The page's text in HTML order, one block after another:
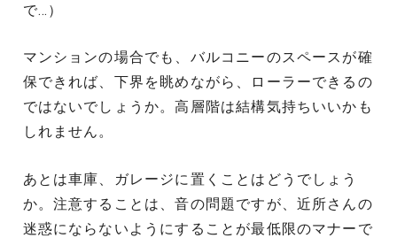
で…）
マンションの場合でも、バルコニーのスペースが確
保できれば、下界を眺めながら、ローラーできるの
ではないでしょうか。高層階は結構気持ちいいかも
しれません。
あとは車庫、ガレージに置くことはどうでしょう
か。注意することは、音の問題ですが、近所さんの
迷惑にならないようにすることが最低限のマナーで